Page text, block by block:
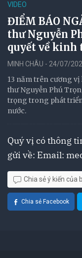
VIDEO
ĐIỂM BÁO
thư Nguyễn
quyết về kinh
MINH CHÂU - 24/07/
13 năm trên cương vị
thư Nguyễn Phú
trọng trong phát
nước.
Quý vị có thông
gửi về: Email:
Chia sẻ ý kiến của
Chia sẻ Facebook